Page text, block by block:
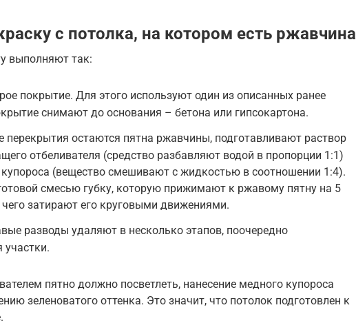
с потолка, на котором есть ржавчина
выполняют так:
покрытие. Для этого используют один из описанных ранее
снимают до основания – бетона или гипсокартона.
перекрытия остаются пятна ржавчины, подготавливают раствор
отбеливателя (средство разбавляют водой в пропорции 1:1)
(вещество смешивают с жидкостью в соотношении 1:4).
смесью губку, которую прижимают к ржавому пятну на 5
чего затирают его круговыми движениями.
разводы удаляют в несколько этапов, поочередно
участки.
пятно должно посветлеть, нанесение медного купороса
зеленоватого оттенка. Это значит, что потолок подготовлен к